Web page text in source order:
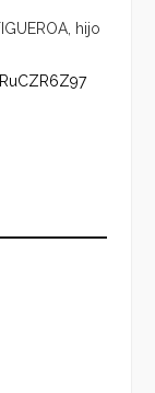
hijo